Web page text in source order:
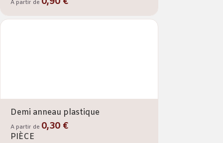
A partir de
Demi anneau plastique
A partir de 0,30 €
PIÈCE